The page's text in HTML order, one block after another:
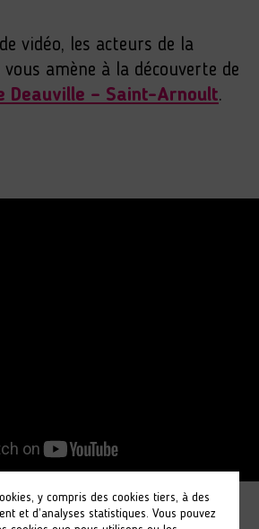
vidéo, les acteurs de la
vous amène à la découverte de
Deauville – Saint-Arnoult.
y compris des cookies tiers, à des
et d’analyses statistiques. Vous pouvez